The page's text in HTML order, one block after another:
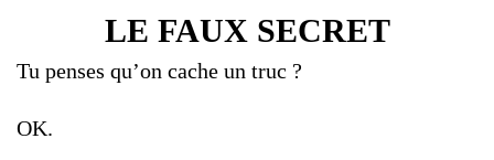
LE FAUX SECRET
Tu penses qu’on cache un truc ?
OK.